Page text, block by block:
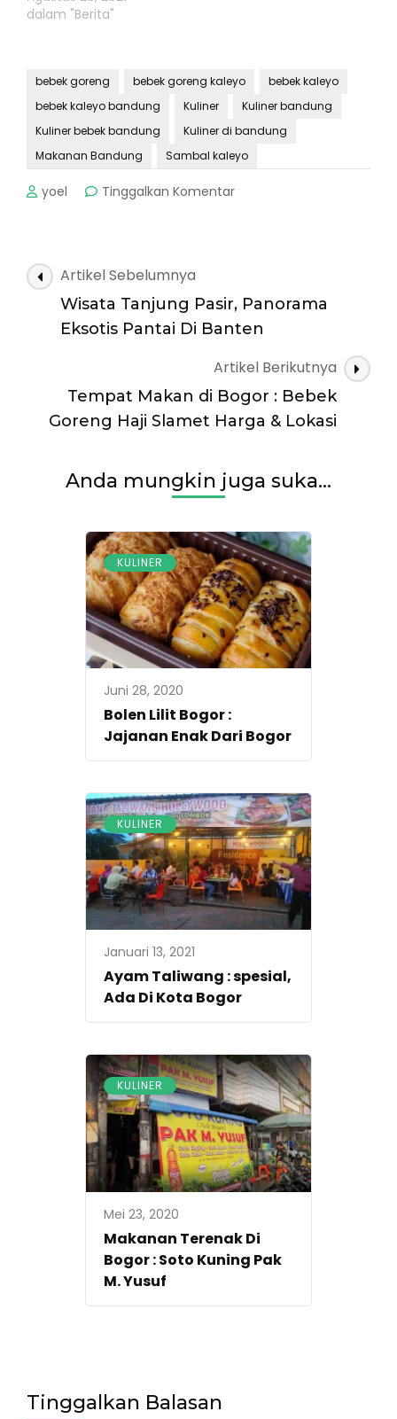
dalam "Berita"
bebek goreng bebek goreng kaleyo
bebek kaleyo
bebek kaleyo bandung
Kuliner
Kuliner bandung
Kuliner bebek bandung
Kuliner di bandung
Makanan Bandung
Sambal kaleyo
yoel Tinggalkan Komentarpada
Goreng
Enak
dan
Nikmat
Navigasi
Artikel
Artikel Sebelumnya
Wisata Tanjung Pasir, Panorama
Eksotis Pantai Di Banten
Artikel Berikutnya
Tempat Makan di Bogor : Bebek
Goreng Haji Slamet Harga & Lokasi
Anda mungkin juga suka...
KULINER
Juni 28, 2020
Bolen Lilit Bogor :
Jajanan Enak Dari Bogor
KULINER
Januari 13, 2021
Ayam Taliwang : spesial,
Ada Di Kota Bogor
KULINER
Mei 23, 2020
Makanan Terenak Di
Bogor : Soto Kuning Pak
M. Yusuf
Tinggalkan Balasan